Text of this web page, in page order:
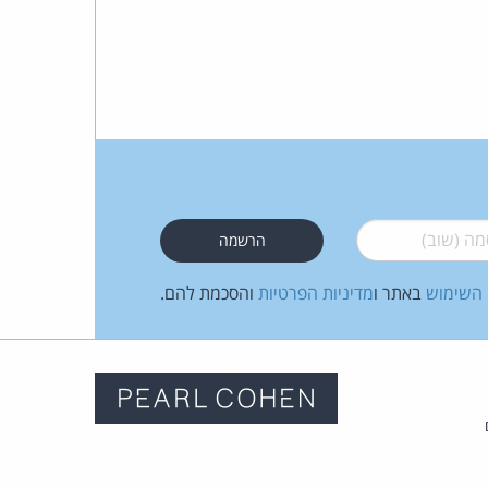
(שוב)*
השימוש באתר ומדיניות הפרטיות והסכמת להם.